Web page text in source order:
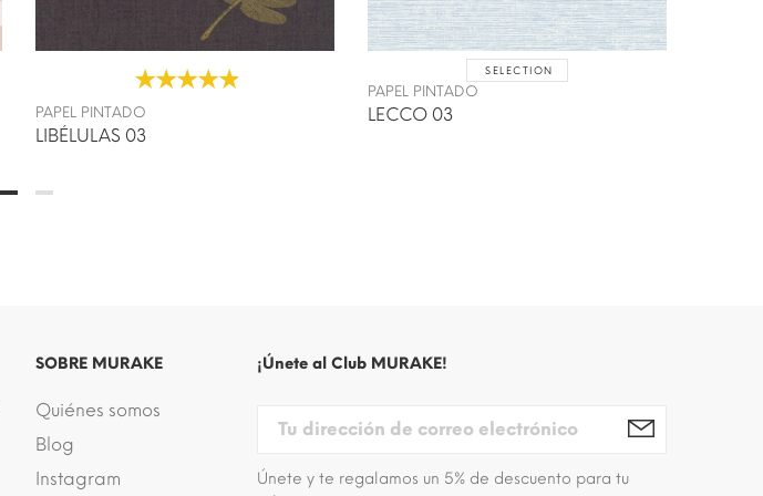
PAPEL PINTADO
LIBÉLULAS 03
SELECTION
PAPEL PINTADO
LECCO 03
SOBRE MURAKE
Quiénes somos
Blog
Instagram
¡Únete al Club MURAKE!
Únete y te regalamos un 5% de descuento para tu